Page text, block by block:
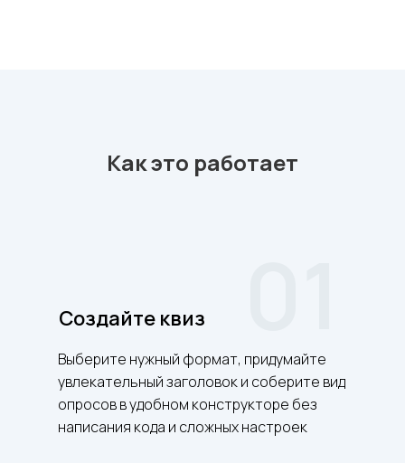
Как это работает
Cоздайте квиз
Выберите нужный формат, придумайте
увлекательный заголовок и соберите вид
опросов в удобном конструкторе без
написания кода и сложных настроек